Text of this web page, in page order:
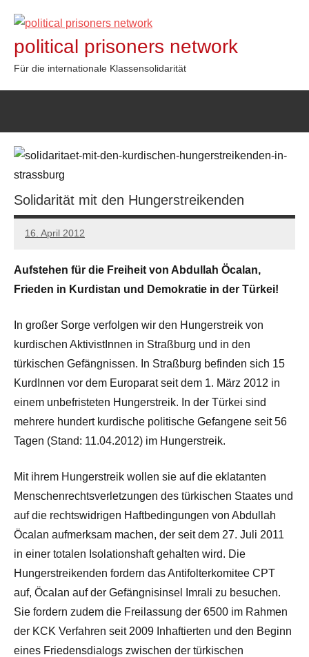
Inhalt
springen
political prisoners network
Für die internationale Klassensolidarität
Solidarität mit den Hungerstreikenden
16. April 2012
admin
Aufstehen für die Freiheit von Abdullah Öcalan,
Frieden in Kurdistan und Demokratie in der Türkei!
In großer Sorge verfolgen wir den Hungerstreik von
kurdischen AktivistInnen in Straßburg und in den
türkischen Gefängnissen. In Straßburg befinden sich 15
KurdInnen vor dem Europarat seit dem 1. März 2012 in
einem unbefristeten Hungerstreik. In der Türkei sind
mehrere hundert kurdische politische Gefangene seit 56
Tagen (Stand: 11.04.2012) im Hungerstreik.
Mit ihrem Hungerstreik wollen sie auf die eklatanten
Menschenrechtsverletzungen des türkischen Staates und
auf die rechtswidrigen Haftbedingungen von Abdullah
Öcalan aufmerksam machen, der seit dem 27. Juli 2011
in einer totalen Isolationshaft gehalten wird. Die
Hungerstreikenden fordern das Antifolterkomitee CPT
auf, Öcalan auf der Gefängnisinsel Imrali zu besuchen.
Sie fordern zudem die Freilassung der 6500 im Rahmen
der KCK Verfahren seit 2009 Inhaftierten und den Beginn
eines Friedensdialogs zwischen der türkischen